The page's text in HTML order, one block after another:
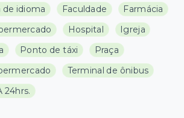
de idioma Faculdade
Farmácia
Hospital
Igreja
Ponto de táxi
Praça
Terminal de ônibus
24hrs.